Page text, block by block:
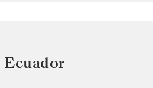
Ecuador